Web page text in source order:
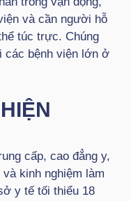
và cần người hỗ
túc trực. Chúng
các bệnh viện lớn ở
cấp, cao đẳng y,
kinh nghiệm làm
y tế tối thiểu 18